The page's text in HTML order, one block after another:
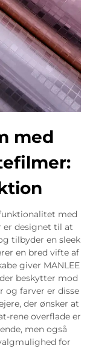
med
med
er designet til at
tilbyder en sleek
en bred vifte af
giver MANLEE
beskytter mod
og farver er disse
der ønsker at
rene overflade er
men også
for